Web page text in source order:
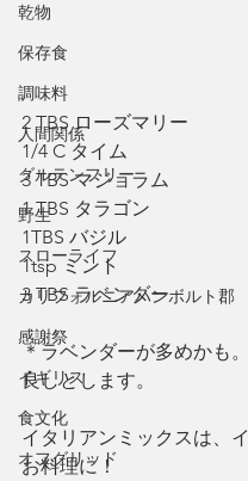
乾物
保存食
調味料
人間関係
グルテンフリー
野生
スローライフ
カリフォルニアハンボルト郡
感謝祭
イギリス
食文化
オフグリッド
2 TBS ローズマリー
1/4 C タイム
3 TBS マジョラム
1 TBS タラゴン
1TBS バジル
1tsp ミント
3 TBS ラベンダー
＊ラベンダーが多めかも
良しとします。
イタリアンミックスは、
お料理に！